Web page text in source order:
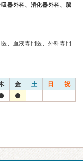
器外科、消化器外科、脳
、血液専門医、外科専門
金 土 日 祝